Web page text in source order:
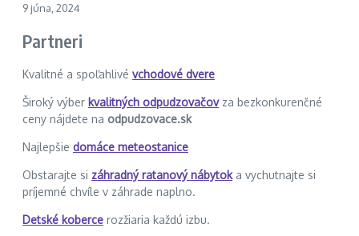
9 júna, 2024
Partneri
Kvalitné a spoľahlivé vchodové dvere
Široký výber kvalitných odpudzovačovza bezkonkurenčné
ceny nájdete na odpudzovace.sk
Najlepšie domáce meteostanice
Obstarajte si záhradný ratanový nábytoka vychutnajte si
príjemné chvíle v záhrade naplno.
Detské koberce rozžiaria každú izbu.